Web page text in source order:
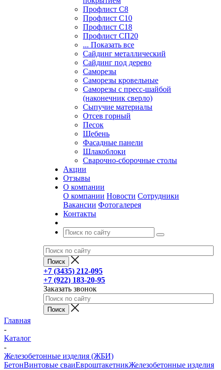
Профлист С8
Профлист С10
Профлист С18
Профлист СП20
... Показать все
Сайдинг металлический
Cайдинг под дерево
Саморезы
Саморезы кровельные
Саморезы с пресс-шайбой
(наконечник сверло)
Сыпучие материалы
Отсев горный
Песок
Щебень
Фасадные панели
Шлакоблоки
Сварочно-сборочные столы
Акции
Отзывы
О компании
О компании Новости Сотрудники
Вакансии Фотогалерея
Контакты
+7 (3435) 212-095
+7 (922) 183-20-95
Заказать звонок
Главная
-
Каталог
-
Железобетонные изделия (ЖБИ)
БетонВинтовые сваиЕвроштакетникЖелезобетонные изделия